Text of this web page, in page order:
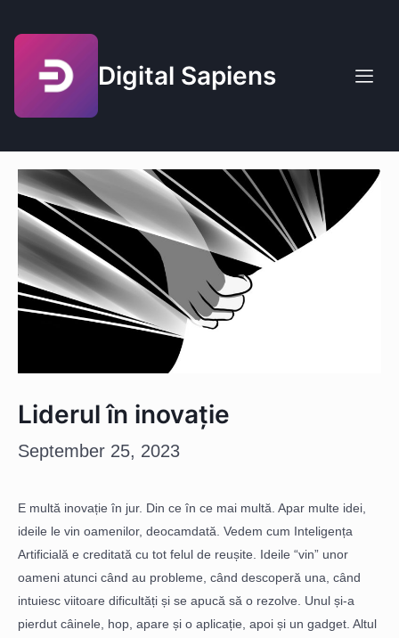
Digital Sapiens
Liderul în inovație
September 25, 2023
E multă inovație în jur. Din ce în ce mai multă. Apar multe idei,
ideile le vin oamenilor, deocamdată. Vedem cum Inteligența
Artificială e creditată cu tot felul de reușite. Ideile “vin” unor
oameni atunci când au probleme, când descoperă una, când
intuiesc viitoare dificultăți și se apucă să o rezolve. Unul și-a
pierdut câinele, hop, apare și o aplicație, apoi și un gadget. Altul